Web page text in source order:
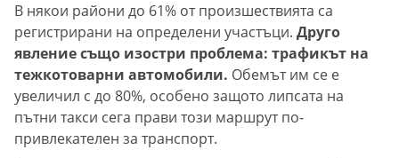
В някои райони до 61% от произшествията са
регистрирани на определени участъци. Друго
явление също изостри проблема: трафикът на
тежкотоварни автомобили. Обемът им се е
увеличил с до 80%, особено защото липсата на
пътни такси сега прави този маршрут по-
привлекателен за транспорт.